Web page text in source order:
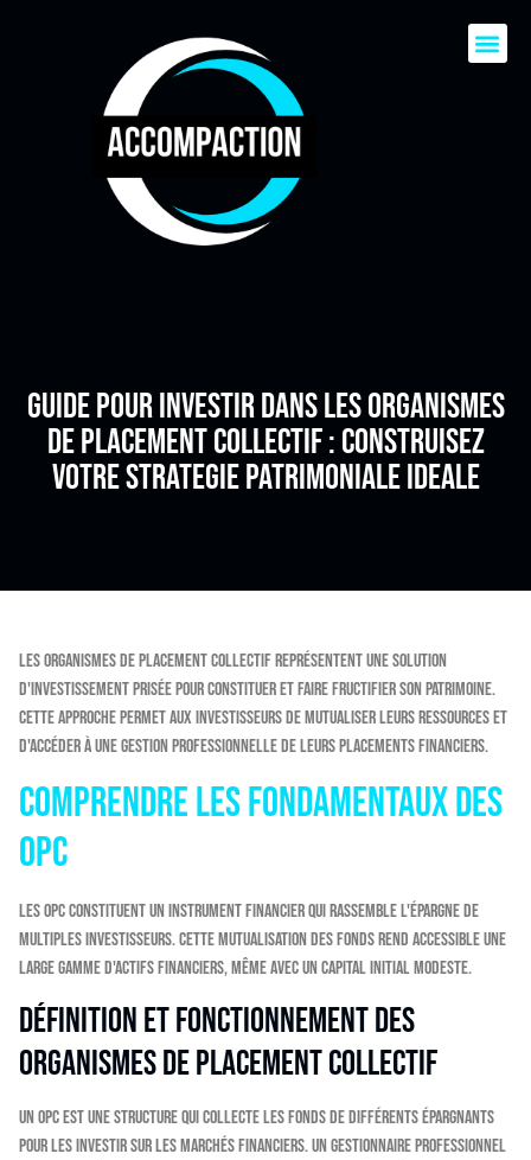
Guide pour investir dans les Organismes
de Placement Collectif : construisez
votre strategie patrimoniale ideale
Les Organismes de Placement Collectif représentent une solution
d'investissement prisée pour constituer et faire fructifier son patrimoine.
Cette approche permet aux investisseurs de mutualiser leurs ressources et
d'accéder à une gestion professionnelle de leurs placements financiers.
Comprendre les fondamentaux des
OPC
Les OPC constituent un instrument financier qui rassemble l'épargne de
multiples investisseurs. Cette mutualisation des fonds rend accessible une
large gamme d'actifs financiers, même avec un capital initial modeste.
Définition et fonctionnement des
Organismes de Placement Collectif
Un OPC est une structure qui collecte les fonds de différents épargnants
pour les investir sur les marchés financiers. Un gestionnaire professionnel